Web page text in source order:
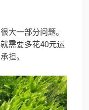
大一部分问题。
需要多花40元运
担。